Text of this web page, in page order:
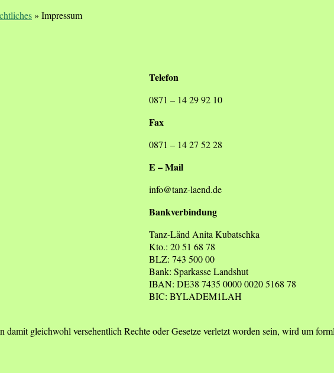
» Impressum
Telefon
0871 – 14 29 92 10
Fax
0871 – 14 27 52 28
E – Mail
info@tanz-laend.de
Bankverbindung
Tanz-Länd Anita Kubatschka
Kto.: 20 51 68 78
BLZ: 743 500 00
Bank: Sparkasse Landshut
IBAN: DE38 7435 0000 0020 5168 78
BIC: BYLADEM1LAH
gleichwohl versehentlich Rechte oder Gesetze verletzt worden sein, wird um